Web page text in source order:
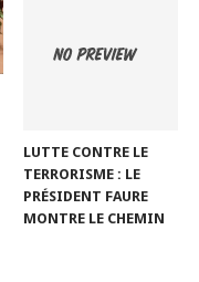
LUTTE CONTRE LE
TERRORISME : LE
PRÉSIDENT FAURE
MONTRE LE CHEMIN